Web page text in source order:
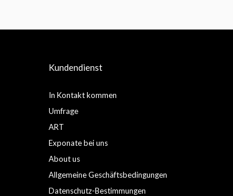
Kundendienst
In Kontakt kommen
Umfrage
ART
Exponate bei uns
About us
Allgemeine Geschäftsbedingungen
Datenschutz-Bestimmungen